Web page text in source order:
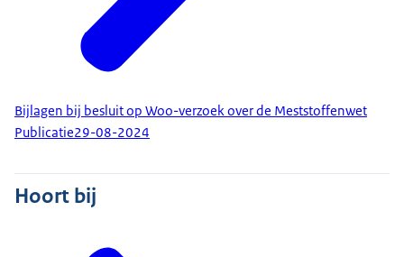
Bijlagen bij besluit op Woo-verzoek over de Meststoffenwet
Publicatie29-08-2024
Hoort bij